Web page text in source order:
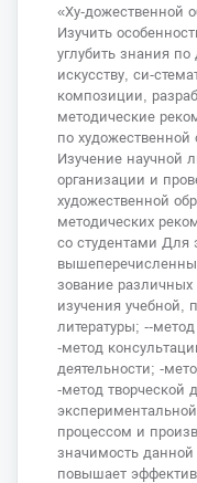
«Ху-дожественной
Изучить
углубить знания
искусству, си-
композиции,
методические
по художественной
Изучение научной
организации и
художественной
методических
со студентами Для
зование
изучения учебной,
литературы; --
-метод
деятельности; -
-метод творческой
процессом и
значимость
повышает